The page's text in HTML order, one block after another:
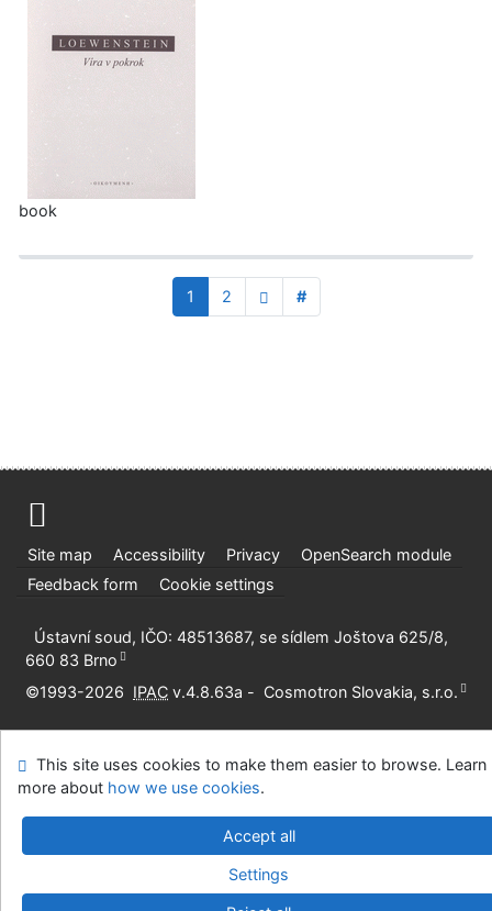
book
1 2 #
Site map Accessibility Privacy
OpenSearch module
Feedback form
Cookie settings
Ústavní soud, IČO: 48513687, se sídlem Joštova 625/8,
660 83 Brno
©1993-2026 IPAC v.4.8.63a - Cosmotron Slovakia, s.r.o.
This site uses cookies to make them easier to browse. Learn
more about how we use cookies.
Accept all
Settings